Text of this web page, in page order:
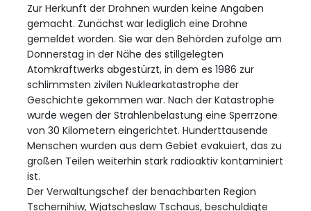
Zur Herkunft der Drohnen wurden keine Angaben
gemacht. Zunächst war lediglich eine Drohne
gemeldet worden. Sie war den Behörden zufolge am
Donnerstag in der Nähe des stillgelegten
Atomkraftwerks abgestürzt, in dem es 1986 zur
schlimmsten zivilen Nuklearkatastrophe der
Geschichte gekommen war. Nach der Katastrophe
wurde wegen der Strahlenbelastung eine Sperrzone
von 30 Kilometern eingerichtet. Hunderttausende
Menschen wurden aus dem Gebiet evakuiert, das zu
großen Teilen weiterhin stark radioaktiv kontaminiert
ist.
Der Verwaltungschef der benachbarten Region
Tschernihiw, Wjatscheslaw Tschaus, beschuldigte